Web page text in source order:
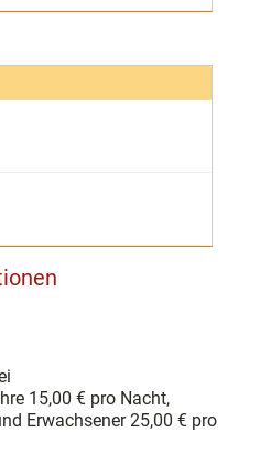
15,00 € pro Nacht,
Erwachsener 25,00 € pro